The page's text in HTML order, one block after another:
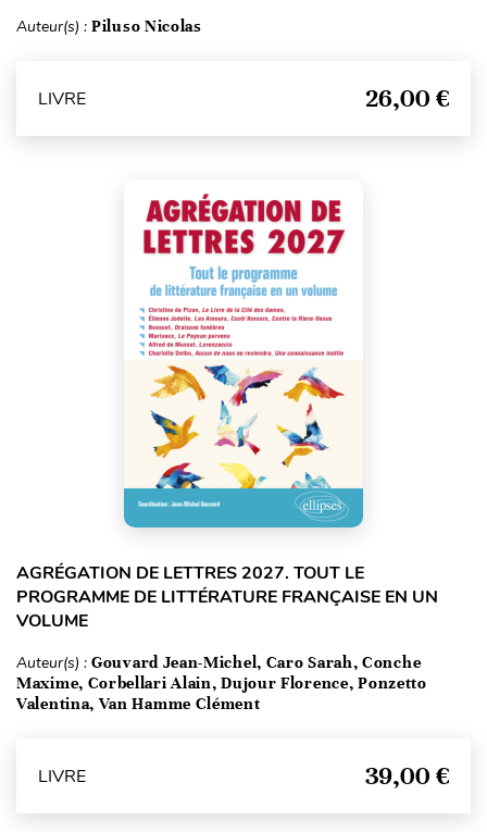
Auteur(s) : Piluso Nicolas
LIVRE 26,00 €
AGRÉGATION DE LETTRES 2027. TOUT LE
PROGRAMME DE LITTÉRATURE FRANÇAISE EN UN
VOLUME
Auteur(s) : Gouvard Jean-Michel, Caro Sarah, Conche
Maxime, Corbellari Alain, Dujour Florence, Ponzetto
Valentina, Van Hamme Clément
LIVRE 39,00 €